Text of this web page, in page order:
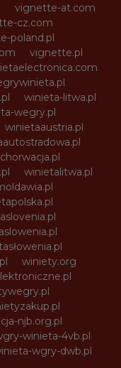
vignette-at.com
cz.com
poland.pl
vignette.pl
winieta-litwa.pl
wegry.pl
winietaaustria.pl
winietalitwa.pl
winiety.org
njb.org.pl
winieta-4vb.pl
wgry-dwb.pl